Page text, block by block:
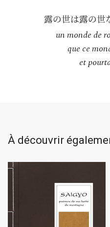
un monde de
que ce
et
À découvrir